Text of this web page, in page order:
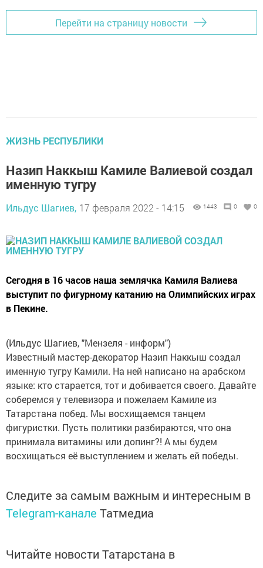
Перейти на страницу новости
ЖИЗНЬ РЕСПУБЛИКИ
Назип Наккыш Камиле Валиевой создал
именную тугру
Ильдус Шагиев, 17 февраля 2022 - 14:15 1443 0 0
Сегодня в 16 часов наша землячка Камиля Валиева
выступит по фигурному катанию на Олимпийских играх
в Пекине.
(Ильдус Шагиев, "Мензеля - информ")
Известный мастер-декоратор Назип Наккыш создал
именную тугру Камили. На ней написано на арабском
языке: кто старается, тот и добивается своего. Давайте
соберемся у телевизора и пожелаем Камиле из
Татарстана побед. Мы восхищаемся танцем
фигуристки. Пусть политики разбираются, что она
принимала витамины или допинг?! А мы будем
восхищаться её выступлением и желать ей победы.
Следите за самым важным и интересным в
Telegram-канале Татмедиа
Читайте новости Татарстана в